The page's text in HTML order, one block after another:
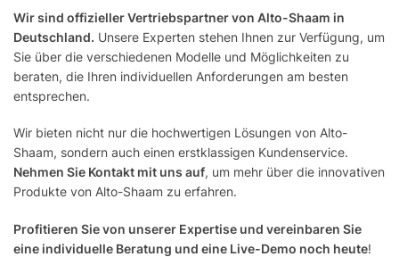
Wir sind offizieller Vertriebspartner von Alto-Shaam in
Deutschland. Unsere Experten stehen Ihnen zur Verfügung, um
Sie über die verschiedenen Modelle und Möglichkeiten zu
beraten, die Ihren individuellen Anforderungen am besten
entsprechen.
Wir bieten nicht nur die hochwertigen Lösungen von Alto-
Shaam, sondern auch einen erstklassigen Kundenservice.
Nehmen Sie Kontakt mit uns auf, um mehr über die innovativen
Produkte von Alto-Shaam zu erfahren.
Profitieren Sie von unserer Expertise und vereinbaren Sie
eine individuelle Beratung und eine Live-Demo noch heute!